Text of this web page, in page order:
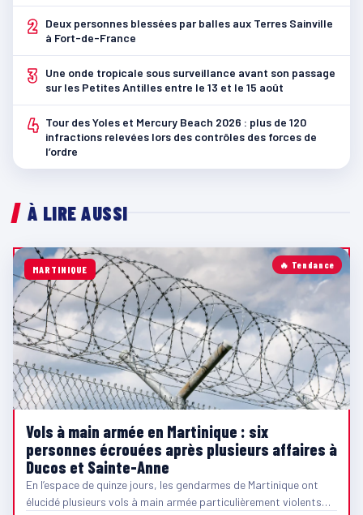
2
Deux personnes blessées par balles aux Terres Sainville
à Fort-de-France
3
Une onde tropicale sous surveillance avant son passage
sur les Petites Antilles entre le 13 et le 15 août
4 Tour des Yoles et Mercury Beach 2026 : plus de 120
infractions relevées lors des contrôles des forces de
l’ordre
À LIRE AUSSI
🔥 Tendance
MARTINIQUE
Vols à main armée en Martinique : six
personnes écrouées après plusieurs affaires à
Ducos et Sainte-Anne
En l’espace de quinze jours, les gendarmes de Martinique ont
élucidé plusieurs vols à main armée particulièrement violents…